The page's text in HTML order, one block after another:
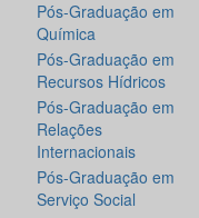
Pós-Graduação em
Química
Pós-Graduação em
Recursos Hídricos
Pós-Graduação em
Relações
Internacionais
Pós-Graduação em
Serviço Social